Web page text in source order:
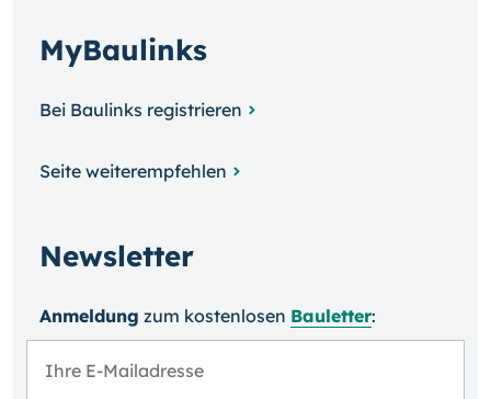
MyBaulinks
Bei Baulinks registrieren
Seite weiterempfehlen
Newsletter
Anmeldung zum kosten­losen Bauletter: